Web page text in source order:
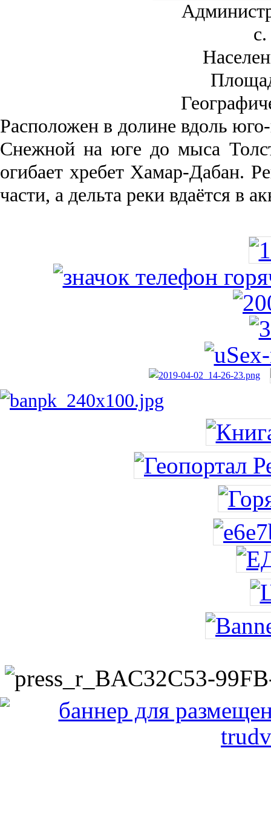
Рас­положен в долине вдоль
Снежной на юге до мыса
огибает хребет Хамар-Дабан.
части, а дельта реки вда­ётся в